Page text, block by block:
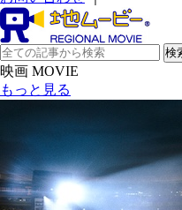
映画 MOVIE
もっと見る